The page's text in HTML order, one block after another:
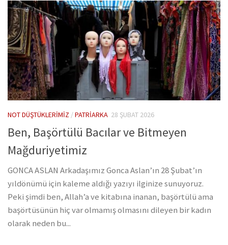
NOT DÜŞTÜKLERIMIZ /PATRIARKA 28 ŞUBAT 2026
Ben, Başörtülü Bacılar ve Bitmeyen
Mağduriyetimiz
GONCA ASLAN Arkadaşımız Gonca Aslan’ın 28 Şubat’ın
yıldönümü için kaleme aldığı yazıyı ilginize sunuyoruz.
Peki şimdi ben, Allah’a ve kitabına inanan, başörtülü ama
başörtüsünün hiç var olmamış olmasını dileyen bir kadın
olarak neden bu...